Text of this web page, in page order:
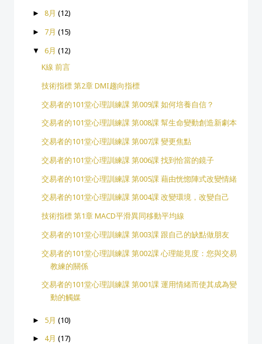
► 8月 (12)
► 7月 (15)
▼ 6月 (12)
K線 前言
技術指標 第2章 DMI趨向指標
交易者的101堂心理訓練課 第009課 如何培養自信？
交易者的101堂心理訓練課 第008課 幫生命變動創造新劇本
交易者的101堂心理訓練課 第007課 變更焦點
交易者的101堂心理訓練課 第006課 找到恰當的鏡子
交易者的101堂心理訓練課 第005課 藉由恍惚陣式改變情緒
交易者的101堂心理訓練課 第004課 改變環境，改變自己
技術指標 第1章 MACD平滑異同移動平均線
交易者的101堂心理訓練課 第003課 跟自己的缺點做朋友
交易者的101堂心理訓練課 第002課 心理能見度：您與交易
教練的關係
交易者的101堂心理訓練課 第001課 運用情緒而使其成為變
動的觸媒
► 5月 (10)
► 4月 (17)